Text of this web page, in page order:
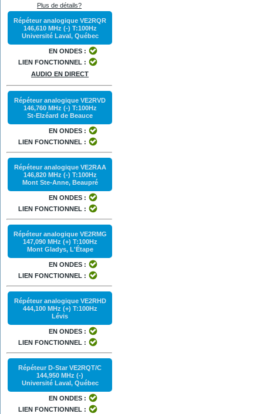
Plus de détails?
Répéteur analogique VE2RQR
146,610 MHz (-) T:100Hz
Université Laval, Québec
EN ONDES :
LIEN FONCTIONNEL :
AUDIO EN DIRECT
Répéteur analogique VE2RVD
146,760 MHz (-) T:100Hz
St-Elzéard de Beauce
EN ONDES :
LIEN FONCTIONNEL :
Répéteur analogique VE2RAA
146,820 MHz (-) T:100Hz
Mont Ste-Anne, Beaupré
EN ONDES :
LIEN FONCTIONNEL :
Répéteur analogique VE2RMG
147,090 MHz (+) T:100Hz
Mont Gladys, L'Étape
EN ONDES :
LIEN FONCTIONNEL :
Répéteur analogique VE2RHD
444,100 MHz (+) T:100Hz
Lévis
EN ONDES :
LIEN FONCTIONNEL :
Répéteur D-Star VE2RQT/C
144,950 MHz (-)
Université Laval, Québec
EN ONDES :
LIEN FONCTIONNEL :